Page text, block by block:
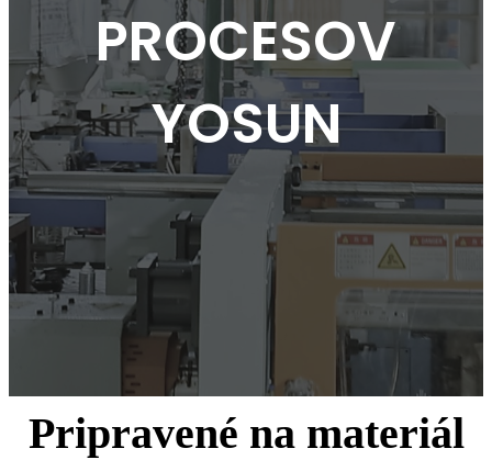
PROCESOV
YOSUN
Pripravené na materiál